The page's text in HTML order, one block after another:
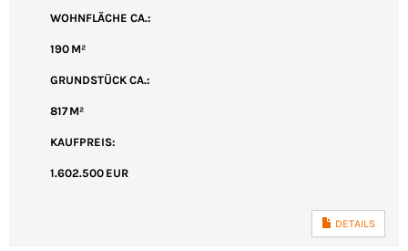
WOHNFLÄCHE CA.:
190 M²
GRUND­STÜCK CA.:
817 M²
KAUFPREIS:
1.602.500 EUR
DETAILS